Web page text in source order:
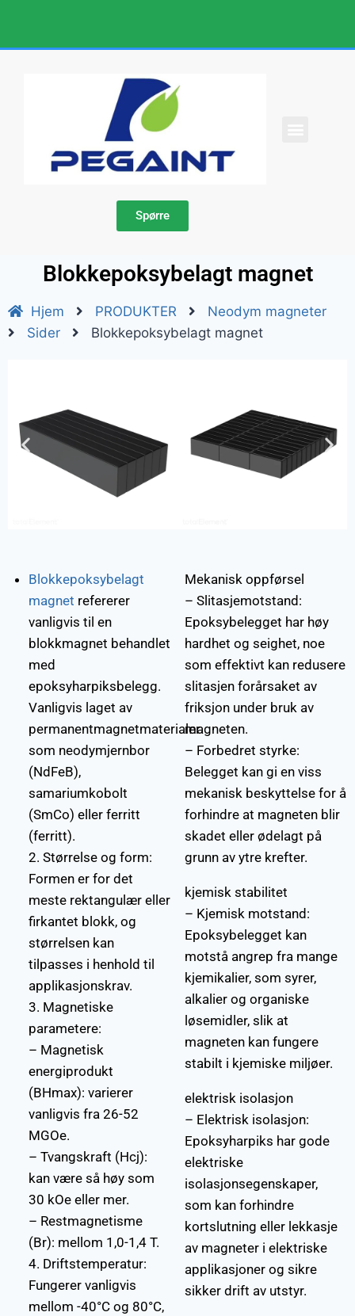
Spørre
Blokkepoksybelagt magnet
Hjem PRODUKTER
Neodym magneter
Sider
Blokkepoksybelagt magnet
Blokkepoksybelagt
magnet refererer
vanligvis til en
blokkmagnet behandlet
med
epoksyharpiksbelegg.
Vanligvis laget av
permanentmagnetmaterialer
som neodymjernbor
(NdFeB),
samariumkobolt
(SmCo) eller ferritt
(ferritt).
2. Størrelse og form:
Formen er for det
meste rektangulær eller
firkantet blokk, og
størrelsen kan
tilpasses i henhold til
applikasjonskrav.
3. Magnetiske
parametere:
– Magnetisk
energiprodukt
(BHmax): varierer
vanligvis fra 26-52
MGOe.
– Tvangskraft (Hcj):
kan være så høy som
30 kOe eller mer.
– Restmagnetisme
(Br): mellom 1,0-1,4 T.
4. Driftstemperatur:
Fungerer vanligvis
mellom -40°C og 80°C,
Mekanisk oppførsel
– Slitasjemotstand:
Epoksybelegget har høy
hardhet og seighet, noe
som effektivt kan redusere
slitasjen forårsaket av
friksjon under bruk av
magneten.
– Forbedret styrke:
Belegget kan gi en viss
mekanisk beskyttelse for å
forhindre at magneten blir
skadet eller ødelagt på
grunn av ytre krefter.
kjemisk stabilitet
– Kjemisk motstand:
Epoksybelegget kan
motstå angrep fra mange
kjemikalier, som syrer,
alkalier og organiske
løsemidler, slik at
magneten kan fungere
stabilt i kjemiske miljøer.
elektrisk isolasjon
– Elektrisk isolasjon:
Epoksyharpiks har gode
elektriske
isolasjonsegenskaper,
som kan forhindre
kortslutning eller lekkasje
av magneter i elektriske
applikasjoner og sikre
sikker drift av utstyr.